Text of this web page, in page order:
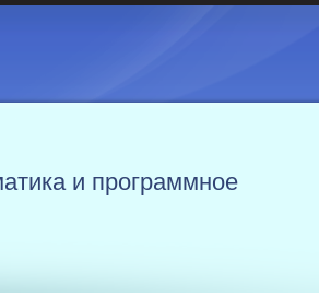
и программное